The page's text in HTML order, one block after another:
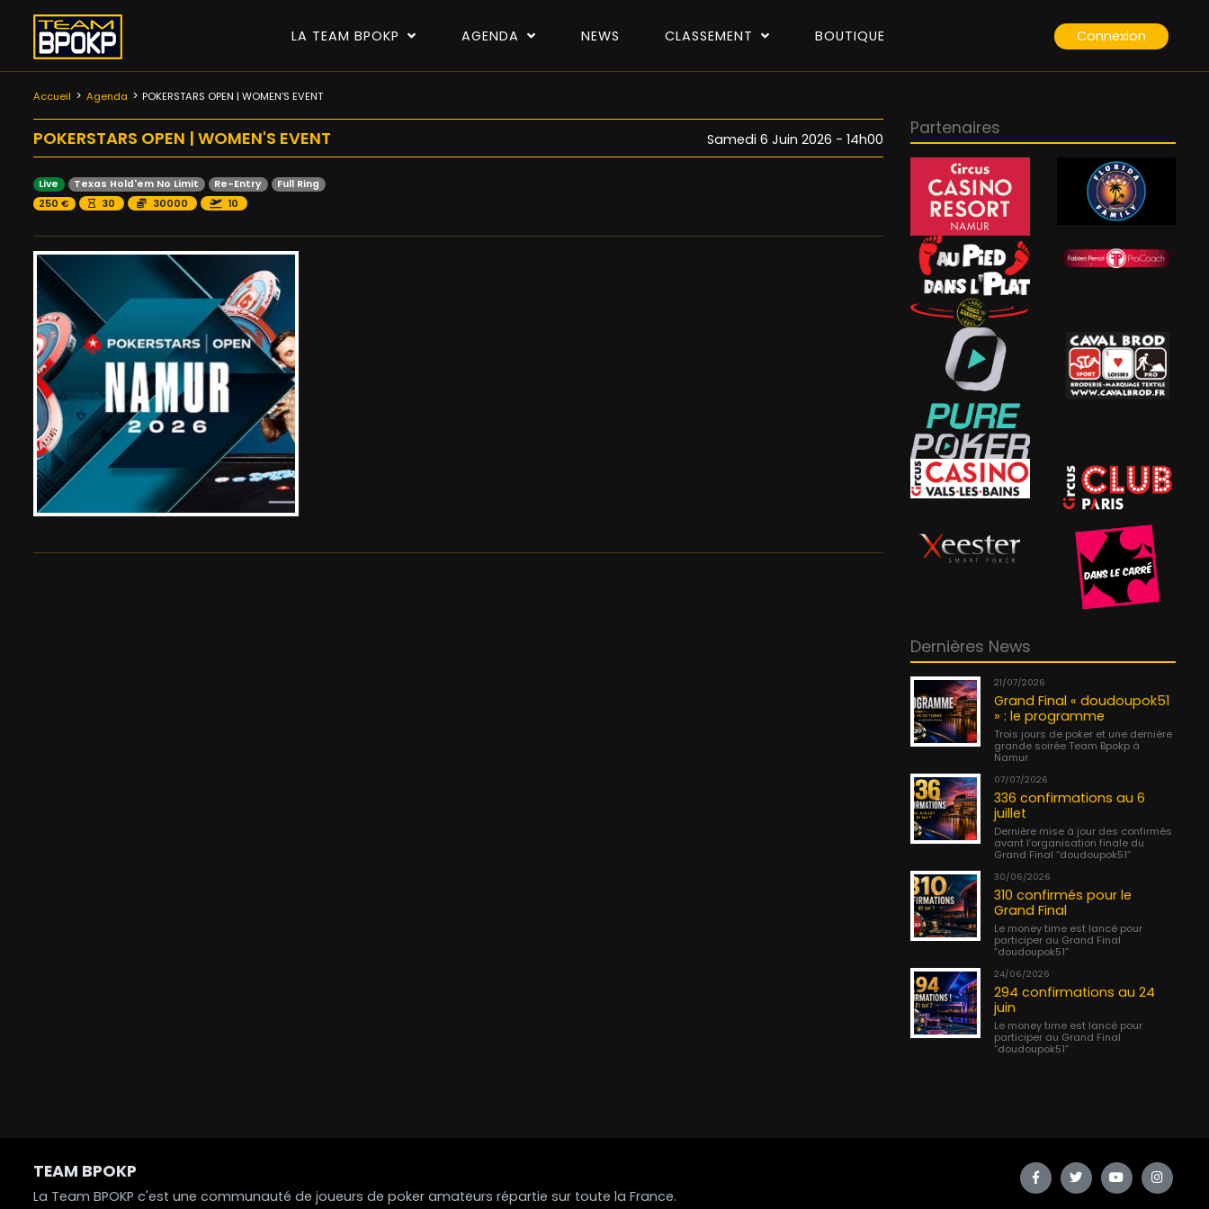
LA TEAM BPOKP AGENDA NEWS CLASSEMENT BOUTIQUE Connexion
Accueil Agenda POKERSTARS OPEN | WOMEN'S EVENT
POKERSTARS OPEN | WOMEN'S EVENT Samedi 6 Juin 2026 - 14h00
Live Texas Hold'em No Limit Re-Entry
Full Ring
250 €
30 30000 10
Partenaires
Dernières News
21/07/2026
Grand Final « doudoupok51
» : le programme
Trois jours de poker et une dernière
grande soirée Team Bpokp à
Namur
07/07/2026
336 confirmations au 6
juillet
Dernière mise à jour des confirmés
avant l’organisation finale du
Grand Final “doudoupok51”
30/06/2026
310 confirmés pour le
Grand Final
Le money time est lancé pour
participer au Grand Final
“doudoupok51”
24/06/2026
294 confirmations au 24
juin
Le money time est lancé pour
participer au Grand Final
“doudoupok51”
TEAM BPOKP
La Team BPOKP c'est une communauté de joueurs de poker amateurs répartie sur toute la France.